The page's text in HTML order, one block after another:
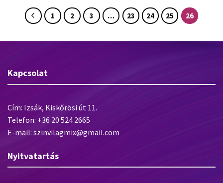
1 2 3 … 23 24 25 26
Kapcsolat
Cím: Izsák, Kiskőrösi út 11.
Telefon: +36 20 524 2665
E-mail: szinvilagmix@gmail.com
Nyitvatartás